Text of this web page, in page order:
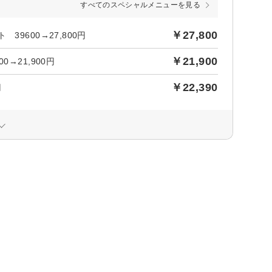
すべてのスペシャルメニューを見る
ト 39600→27,800円 ￥27,800
円 ￥21,900
￥22,390